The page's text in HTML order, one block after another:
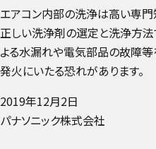
エアコン内部の洗浄は高い専門
正しい洗浄剤の選定と洗浄方
よる水漏れや電気部品の故障等
発火にいたる恐れがあります。
2019年12月2日
パナソニック株式会社